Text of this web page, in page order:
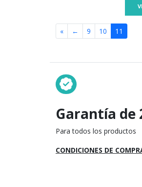
« ← 9 10 11
Garantía de
Para todos los productos
CONDICIONES DE